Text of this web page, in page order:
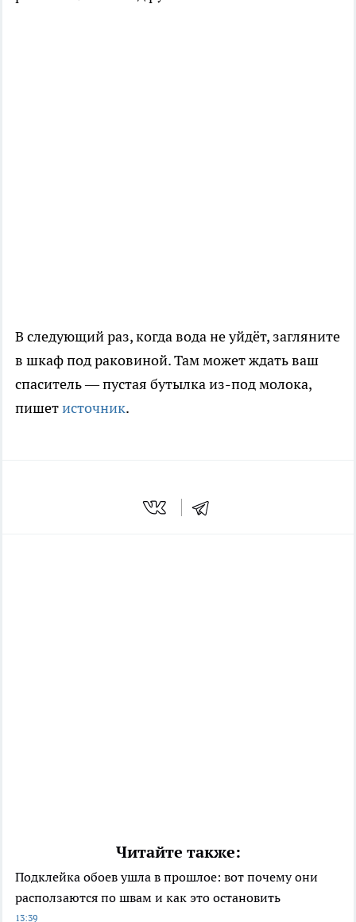
В следующий раз, когда вода не уйдёт, загляните
в шкаф под раковиной. Там может ждать ваш
спаситель — пустая бутылка из-под молока,
пишетисточник.
Читайте также:
Подклейка обоев ушла в прошлое: вот почему они
расползаются по швам и как это остановить
13:39